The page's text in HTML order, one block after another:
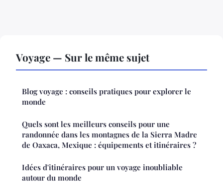
Voyage — Sur le même sujet
Blog voyage : conseils pratiques pour explorer le
monde
Quels sont les meilleurs conseils pour une
randonnée dans les montagnes de la Sierra Madre
de Oaxaca, Mexique : équipements et itinéraires ?
Idées d'itinéraires pour un voyage inoubliable
autour du monde